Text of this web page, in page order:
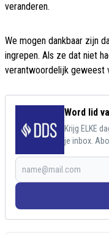
veranderen.
We mogen dankbaar zijn
ingrepen. Als ze dat niet
verantwoordelijk geweest
Word lid
Krijg ELKE
je inbox.